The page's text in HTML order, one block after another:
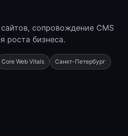
сопровождение CMS
роста бизнеса.
Core Web Vitals Санкт-Петербург